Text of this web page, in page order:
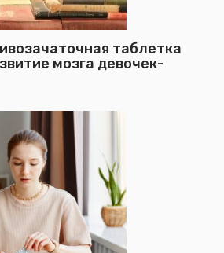
таблетка
мозга девочек-